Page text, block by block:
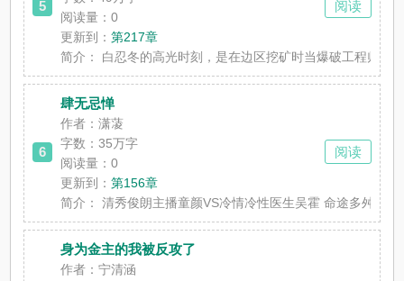
5
阅读量：0
更新到：第217章
简介：
白忍冬的高光时刻，是在边区挖矿时当爆破工程师，
阅读
6
肆无忌惮
作者：潇蓤
字数：35万字
阅读量：0
更新到：第156章
简介：
清秀俊朗主播童颜VS冷情冷性医生吴霍 命途多舛苦
阅读
身为金主的我被反攻了
作者：宁清涵